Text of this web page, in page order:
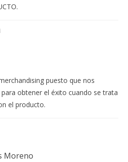
puesto que nos
obtener el éxito cuando se trata
el producto.
Moreno